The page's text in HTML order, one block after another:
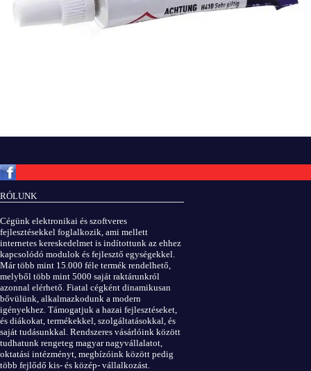
RÓLUNK
Cégünk elektronikai és szoftveres
fejlesztésekkel foglalkozik, ami mellett
internetes kereskedelmet is indítottunk az ehhez
kapcsolódó modulok és fejlesztő egységekkel.
Már több mint 15.000 féle termék rendelhető,
melyből több mint 5000 saját raktárunkról
azonnal elérhető. Fiatal cégként dinamikusan
bővülünk, alkalmazkodunk a modern
igényekhez. Támogatjuk a hazai fejlesztéseket,
és diákokat, termékekkel, szolgáltatásokkal, és
saját tudásunkkal. Rendszeres vásárlóink között
tudhatunk rengeteg magyar nagyvállalatot,
oktatási intézményt, megbízóink között pedig
több fejlődő kis- és közép- vállalkozást.